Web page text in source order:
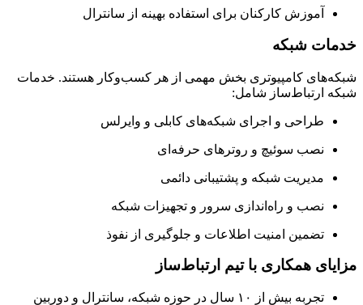
آموزش کارکنان برای استفاده بهینه از سانترال
شبکه
کامپیوتری بخش مهمی از هر کسب‌وکار هستند. خدمات
ارتباط‌ساز شامل:
طراحی و اجرای شبکه‌های کابلی و وایرلس
نصب سوئیچ و روترهای حرفه‌ای
مدیریت شبکه و پشتیبانی دائمی
نصب و راه‌اندازی سرور و تجهیزات شبکه
تضمین امنیت اطلاعات و جلوگیری از نفوذ
همکاری با تیم ارتباط‌ساز
تجربه بیش از ۱۰ سال در حوزه شبکه، سانترال و دوربین